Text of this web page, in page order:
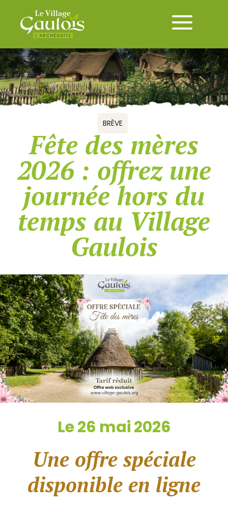
BRÈVE
Fête des mères
2026 : offrez une
journée hors du
temps au Village
Gaulois
Le 26 mai 2026
Une offre spéciale
disponible en ligne